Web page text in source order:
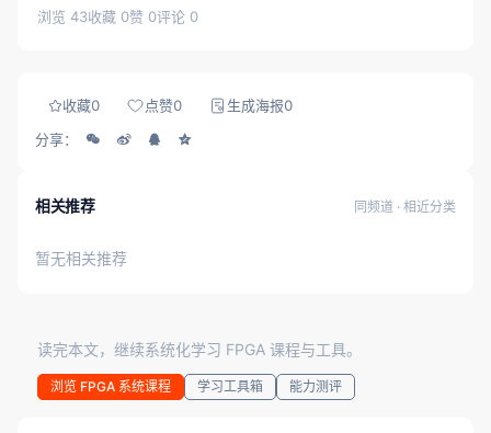
浏览 43收藏 0赞 0评论 0
收藏0 点赞0 生成海报0
分享：
相关推荐 同频道 · 相近分类
暂无相关推荐
读完本文，继续系统化学习 FPGA 课程与工具。
浏览 FPGA 系统课程 学习工具箱 能力测评